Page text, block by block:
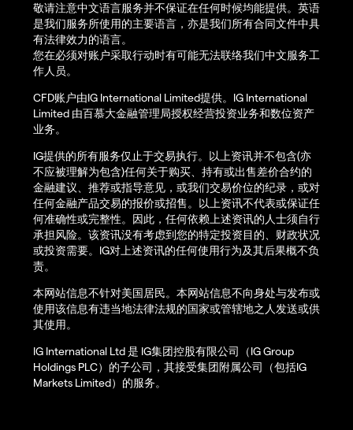
敬请注意中文语言服务并不保证在任何时候均能提供。英语
是我们服务所使用的主要语言，亦是我们所有合同文件中具
有法律效力的语言。
您在必须对账户采取行动时有可能无法联络我们中文服务工
作人员。
CFD账户由IG International Limited提供。IG International
Limited 由百慕大金融管理局授权经营投资业务和数位资产
业务。
IG提供的所有服务仅止于交易执行。以上资讯并不包含(亦
不应被理解为包含)任何关于购买、持有或出售差价合约的
金融建议、推荐或指导意见，或我们交易价位的纪录，或对
任何金融产品交易的报价或招售。以上资讯不代表或保证任
何准确性或完整性。因此，任何依赖上述资讯的人士须自行
承担风险。该资讯没有考虑到您的特定投资目的、财政状况
或投资需要。IG对上述资讯的任何使用行为及其后果概不负
责。
本网站信息不针对美国居民。本网站信息不向身处与发布或
使用该信息有违当地法律法规的国家或管辖地之人发送或供
其使用。
IG International Ltd 是 IG集团控股有限公司（IG Group
Holdings PLC）的子公司，其接受集团附属公司（包括IG
Markets Limited）的服务。